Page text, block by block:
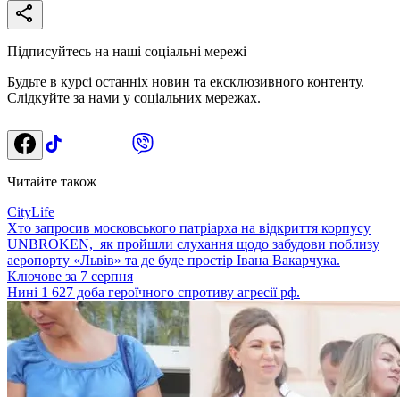
Підписуйтесь на наші соціальні мережі
Будьте в курсі останніх новин та ексклюзивного контенту.
Слідкуйте за нами у соціальних мережах.
Читайте також
CityLife
Хто запросив московського патріарха на відкриття корпусу
UNBROKEN, як пройшли слухання щодо забудови поблизу
аеропорту «Львів» та де буде простір Івана Вакарчука.
Ключове за 7 серпня
Нині 1 627 доба героїчного спротиву агресії рф.